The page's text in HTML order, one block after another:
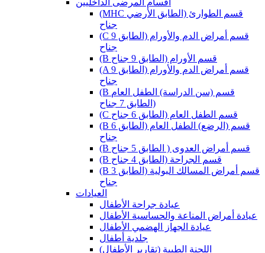
(MHC قسم الطوارئ (الطابق الأرضي
جناح
(C قسم أمراض الدم والأورام (الطابق 9
جناح
(B قسم الأورام (الطابق 9 جناح
(A قسم أمراض الدم والأورام (الطابق 9
جناح
(B قسم (سن الدراسة) الطفل العام
(الطابق 7 جناح
(C قسم الطفل العام (الطابق 6 جناح
(B قسم (الرضع) الطفل العام (الطابق 6
جناح
(B قسم أمراض العدوى ( الطابق 5 جناح
(B قسم الجراحة (الطابق 4 جناح
(B قسم أمراض المسالك البولية (الطابق 3
جناح
العيادات
عيادة جراحة الأطفال
عيادة أمراض المناعة والحساسية الأطفال
عيادة الجهاز الهضمي الأطفال
جلدية أطفال
(اللجنة الطبية (تقارير الأطفال